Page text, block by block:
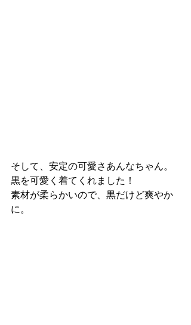
そして、安定の可愛さあんなちゃん。
黒を可愛く着てくれました！
素材が柔らかいので、黒だけど爽やか
に。